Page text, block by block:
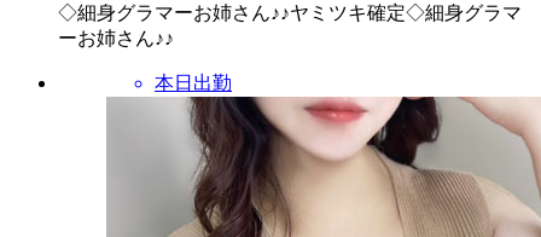
◇細身グラマーお姉さん♪♪ヤミツキ確定◇細身グラマ
ーお姉さん♪♪
本日出勤